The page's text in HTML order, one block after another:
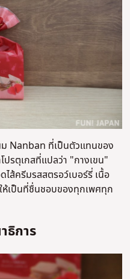
Nanban ที่เป็นตัวแทนของ
รตุเกสที่แปลว่า "กางเขน"
ไส้ครีมรสสตรอว์เบอร์รี่ เนื้อ
ห้เป็นที่ชื่นชอบของทุกเพศทุก
ธิการ